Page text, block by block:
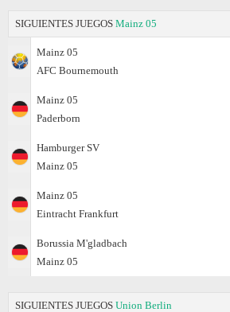
SIGUIENTES JUEGOS Mainz 05
Mainz 05
AFC Bournemouth
Mainz 05
Paderborn
Hamburger SV
Mainz 05
Mainz 05
Eintracht Frankfurt
Borussia M'gladbach
Mainz 05
SIGUIENTES JUEGOS Union Berlin